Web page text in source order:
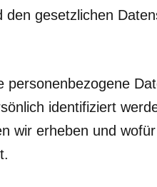
gesetzlichen
identifiziert
wir erheben und